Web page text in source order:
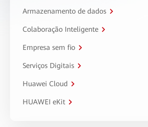
Armazenamento de dados
Colaboração Inteligente
Empresa sem fio
Serviços Digitais
Huawei Cloud
HUAWEI eKit